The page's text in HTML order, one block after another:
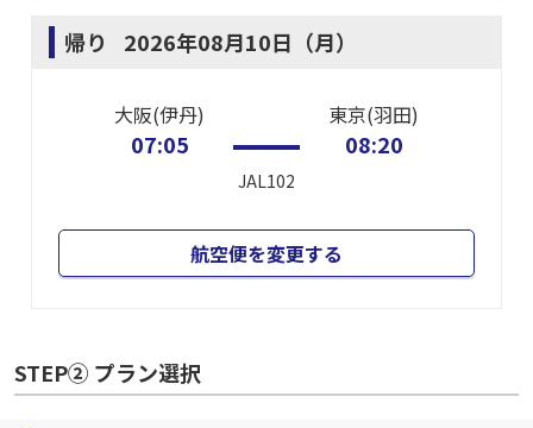
帰り 2026年08月10日（月）
大阪(伊丹)
07:05
JAL102
東京(羽田)
08:20
航空便を変更する
STEP② プラン選択